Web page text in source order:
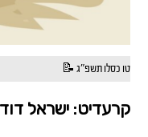
טו כסלו תשפ"ג 📝
קרעדיט: ישראל